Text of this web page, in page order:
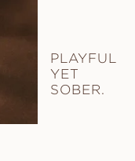
PLAYFUL
YET
SOBER.